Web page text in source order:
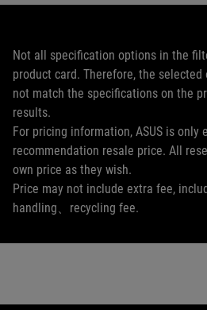
Not all specification options in the
product card. Therefore, the
not match the specifications on the
results.
For pricing information, ASUS is only
recommendation resale price. All
own price as they wish.
Price may not include extra fee,
handling、recycling fee.